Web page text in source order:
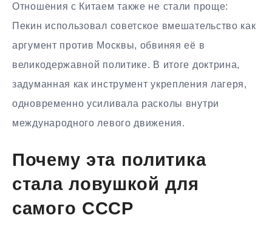
Отношения с Китаем также не стали проще:
Пекин использовал советское вмешательство как
аргумент против Москвы, обвиняя её в
великодержавной политике. В итоге доктрина,
задуманная как инструмент укрепления лагеря,
одновременно усиливала расколы внутри
международного левого движения.
Почему эта политика
стала ловушкой для
самого СССР